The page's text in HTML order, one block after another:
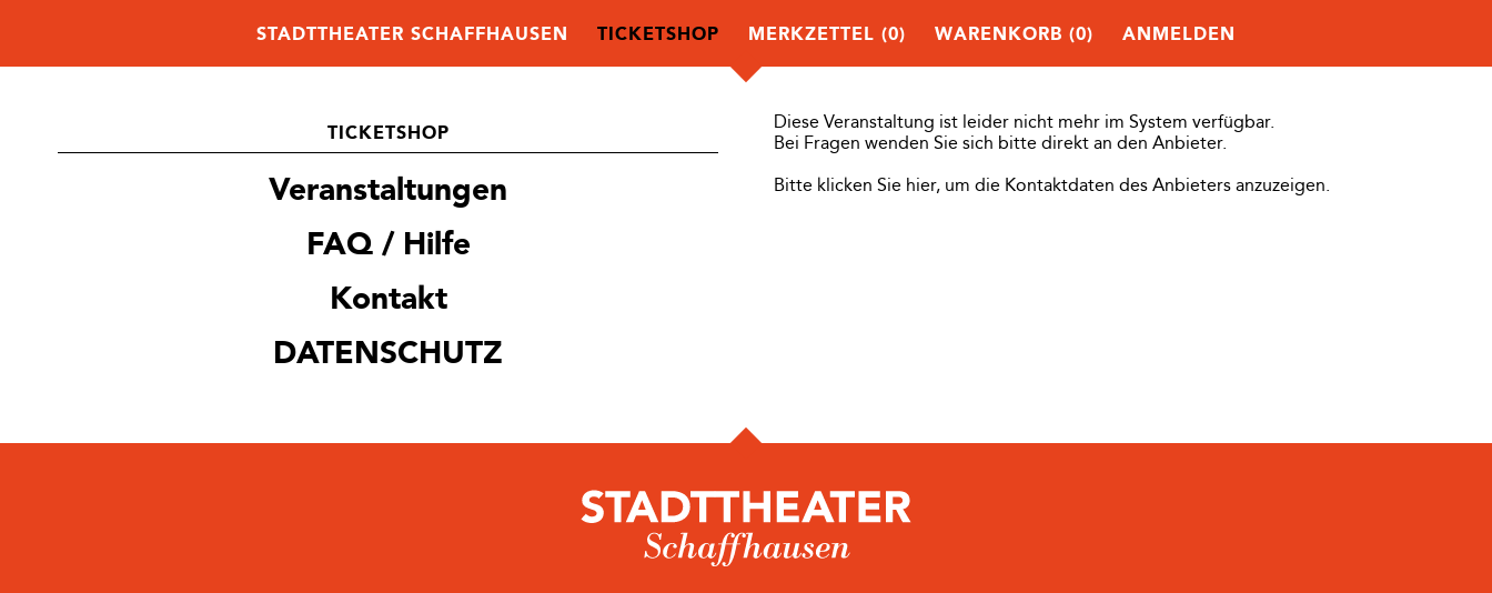
STADTTHEATER SCHAFFHAUSEN TICKETSHOP MERKZETTEL (0) WARENKORB (0) ANMELDEN
Diese Veranstaltung ist leider nicht mehr im System verfügbar.
Bei Fragen wenden Sie sich bitte direkt an den Anbieter.
Bitte klicken Sie hier, um die Kontaktdaten des Anbieters anzuzeigen.
TICKETSHOP
Veranstaltungen
FAQ / Hilfe
Kontakt
DATENSCHUTZ